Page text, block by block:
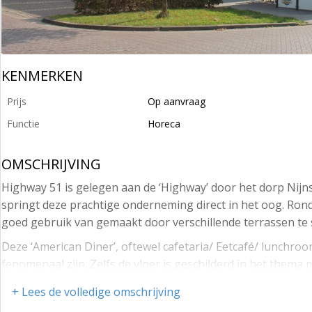
KENMERKEN
Prijs
Op aanvraag
Functie
Horeca
OMSCHRIJVING
Highway 51 is gelegen aan de ‘Highway’ door het dorp
springt deze prachtige onderneming direct in het oog.
goed gebruik van gemaakt door verschillende terrassen te
Deze ‘American Diner’, oftewel cafetaria/ Eetcafé/
fenomenaal zijn. Zelfs de vloer is geschilderd in het thema
+ Lees de volledige omschrijving